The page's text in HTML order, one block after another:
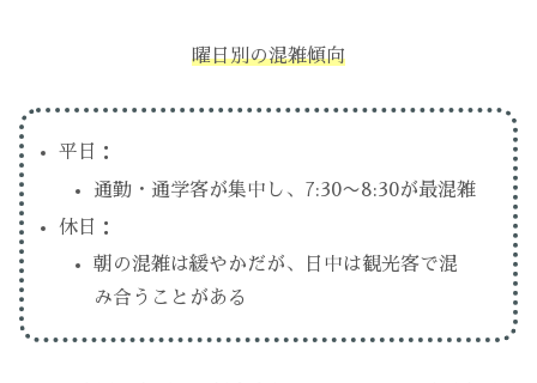
曜日別の混雑傾向
平日：
通勤・通学客が集中し、7:30〜8:30が最混雑
休日：
朝の混雑は緩やかだが、日中は観光客で混
み合うことがある